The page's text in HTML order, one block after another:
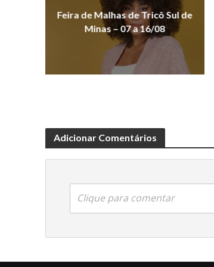
Feira de Malhas de Tricô Sul de
Minas – 07 a 16/08
Adicionar Comentários
Clique para comentar